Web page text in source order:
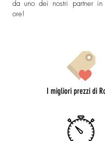
da uno dei nostri partner
ore!
I migliori prezzi di